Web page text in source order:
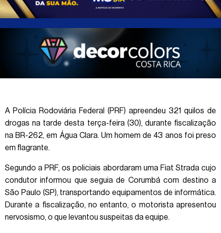
A Polícia Rodoviária Federal (PRF) apreendeu 321 quilos de
drogas na tarde desta terça-feira (30), durante fiscalização
na BR-262, em Água Clara. Um homem de 43 anos foi preso
em flagrante.
Segundo a PRF, os policiais abordaram uma Fiat Strada cujo
condutor informou que seguia de Corumbá com destino a
São Paulo (SP), transportando equipamentos de informática.
Durante a fiscalização, no entanto, o motorista apresentou
nervosismo, o que levantou suspeitas da equipe.